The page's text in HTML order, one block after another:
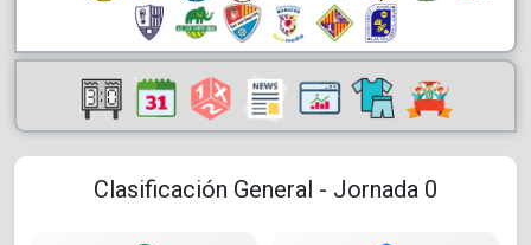
Clasificación General - Jornada 0